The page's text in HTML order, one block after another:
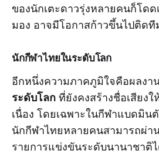
ของนักเตะดาวรุ่งหลายคนก็โด
มอง อาจมีโอกาสก้าวขึ้นไปติด
นักกีฬาไทยในระดับโลก
อีกหนึ่งความภาคภูมิใจคือผลงา
ระดับโลก ที่ยังคงสร้างชื่อเสียง
เนื่อง โดยเฉพาะในกีฬาแบดมิน
นักกีฬาไทยหลายคนสามารถผ่า
รายการแข่งขันระดับนานาชาติ